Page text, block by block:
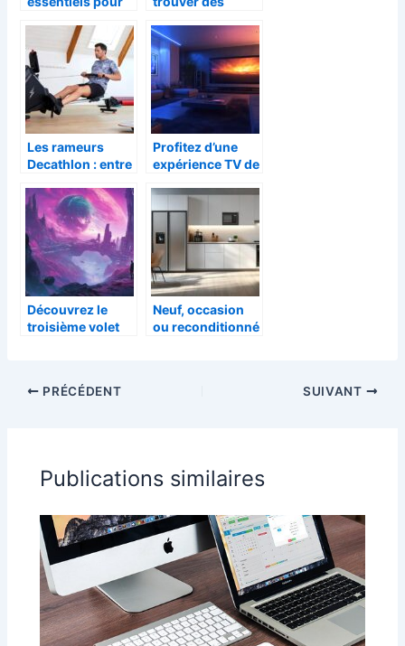
efficacement ses
fournitures de
bureau en ligne
uniques comme
le Tamagotchi
pour vos enfants
Les rameurs
Decathlon : entre
performance
Profitez d’une
expérience TV de
avec esiptv pro
Découvrez le
troisième volet
impressionnante
Neuf, occasion
ou reconditionné
PRÉCÉDENT SUIVANT
Publications similaires